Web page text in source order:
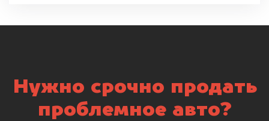
Нужно срочно продать
проблемное авто?